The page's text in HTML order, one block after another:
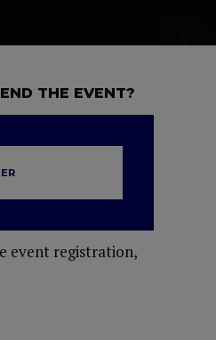
THE EVENT?
event registration,